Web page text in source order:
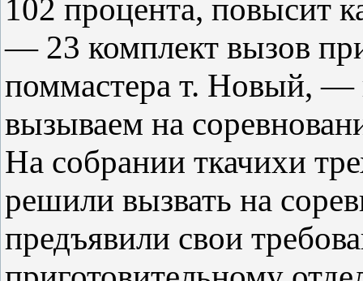
102 процента, повысит
— 23 комплект вызов
поммастера т. Новый, —
вызываем на
На собрании ткачихи
решили вызвать на
предъявили свои